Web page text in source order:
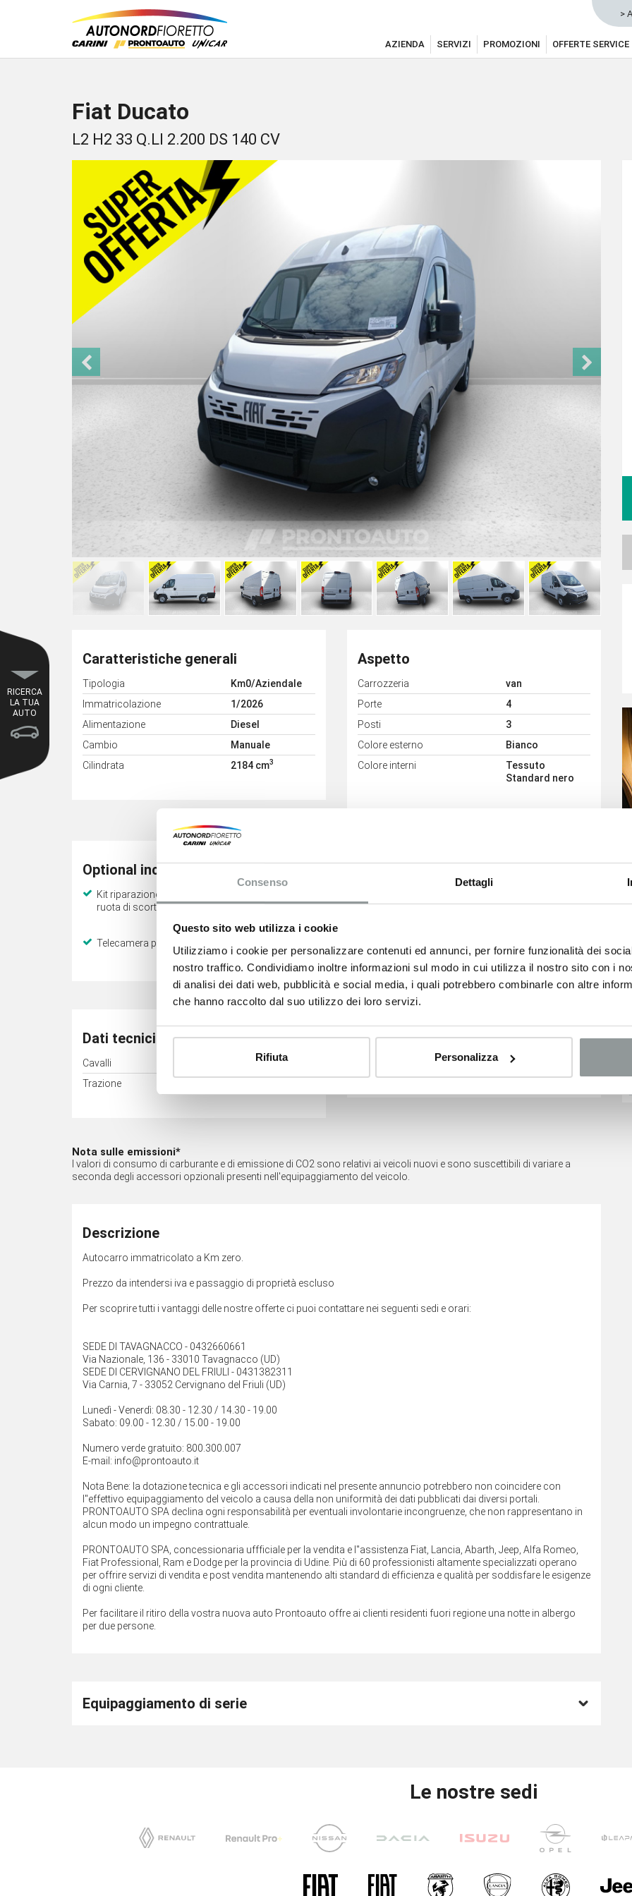
Consenso Dettagli
Questo sito web utilizza i cookie
Utilizziamo i cookie per personalizzare contenuti ed annunci, per fornire funzionalità dei
nostro traffico. Condividiamo inoltre informazioni sul modo in cui utilizza il nostro sito con i
di analisi dei dati web, pubblicità e social media, i quali potrebbero combinarle con altre
che hanno raccolto dal suo utilizzo dei loro servizi.
Rifiuta Personalizza
>
AZIENDA SERVIZI PROMOZIONI OFFERTE SERVICE
Fiat Ducato
L2 H2 33 Q.LI 2.200 DS 140 CV
Caratteristiche generali
Tipologia
Km0/Aziendale
Immatricolazione
1/2026
Alimentazione
Diesel
Cambio
Manuale
Cilindrata
2184 cm3
Aspetto
Carrozzeria
van
Porte
4
Posti
3
Colore esterno
Bianco
Colore interni
Tessuto
Standard nero
Optional inclusi
Kit riparazione e sostituzione
ruota di scorta: ruota di scorta
presa trasformatori -
fendinebbia - sensore pioggia e
Telecamera posteriore
Dati tecnici
Cavalli
103 kW (140 CV)
Trazione
Consumi
Euro6
Nota sulle emissioni*
I valori di consumo di carburante e di emissione di CO2 sono relativi ai veicoli nuovi e sono suscettibili di variare a
seconda degli accessori opzionali presenti nell'equipaggiamento del veicolo.
Descrizione
Autocarro immatricolato a Km zero.
Prezzo da intendersi iva e passaggio di proprietà escluso
Per scoprire tutti i vantaggi delle nostre offerte ci puoi contattare nei seguenti sedi e orari:
SEDE DI TAVAGNACCO - 0432660661
Via Nazionale, 136 - 33010 Tavagnacco (UD)
SEDE DI CERVIGNANO DEL FRIULI - 0431382311
Via Carnia, 7 - 33052 Cervignano del Friuli (UD)
Lunedì - Venerdì: 08.30 - 12.30 / 14.30 - 19.00
Sabato: 09.00 - 12.30 / 15.00 - 19.00
Numero verde gratuito: 800.300.007
E-mail: info@prontoauto.it
Nota Bene: la dotazione tecnica e gli accessori indicati nel presente annuncio potrebbero non coincidere con
l''effettivo equipaggiamento del veicolo a causa della non uniformità dei dati pubblicati dai diversi portali.
PRONTOAUTO SPA declina ogni responsabilità per eventuali involontarie incongruenze, che non rappresentano in
alcun modo un impegno contrattuale.
PRONTOAUTO SPA, concessionaria uffficiale per la vendita e l''assistenza Fiat, Lancia, Abarth, Jeep, Alfa Romeo,
Fiat Professional, Ram e Dodge per la provincia di Udine. Più di 60 professionisti altamente specializzati operano
per offrire servizi di vendita e post vendita mantenendo alti standard di efficienza e qualità per soddisfare le esigenze
di ogni cliente.
Per facilitare il ritiro della vostra nuova auto Prontoauto offre ai clienti residenti fuori regione una notte in albergo
per due persone.
Equipaggiamento di serie
Peugeot Boxer
21.300€
Peugeot Boxer
52.242 €
RICERCA
LA TUA
AUTO
Le nostre sedi